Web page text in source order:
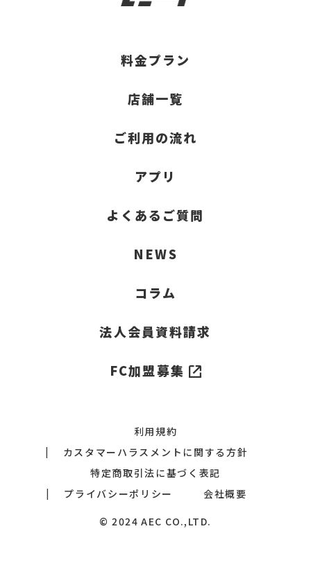
料金プラン
店舗一覧
ご利用の流れ
アプリ
よくあるご質問
NEWS
コラム
法人会員資料請求
FC加盟募集
利用規約
カスタマーハラスメントに関する方針
特定商取引法に基づく表記
プライバシーポリシー
会社概要
© 2024 AEC CO.,LTD.